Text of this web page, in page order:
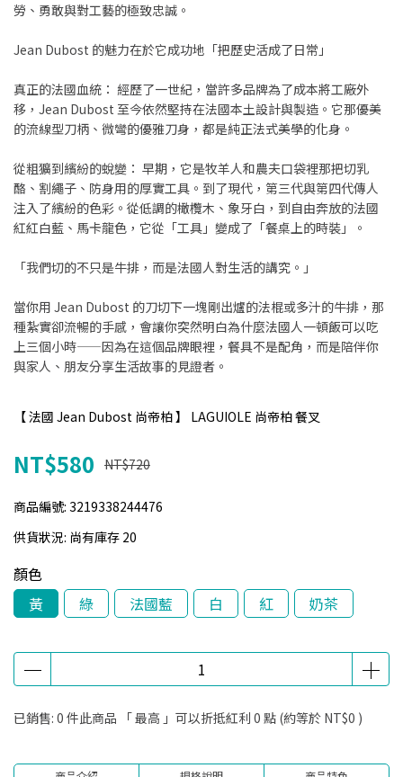
勞、勇敢與對工藝的極致忠誠。
Jean Dubost 的魅力在於它成功地「把歷史活成了日常」
真正的法國血統： 經歷了一世紀，當許多品牌為了成本將工廠外
移，Jean Dubost 至今依然堅持在法國本土設計與製造。它那優美
的流線型刀柄、微彎的優雅刀身，都是純正法式美學的化身。
從粗獷到繽紛的蛻變： 早期，它是牧羊人和農夫口袋裡那把切乳
酪、割繩子、防身用的厚實工具。到了現代，第三代與第四代傳人
注入了繽紛的色彩。從低調的橄欖木、象牙白，到自由奔放的法國
紅紅白藍、馬卡龍色，它從「工具」變成了「餐桌上的時裝」。
「我們切的不只是牛排，而是法國人對生活的講究。」
當你用 Jean Dubost 的刀切下一塊剛出爐的法棍或多汁的牛排，那
種紮實卻流暢的手感，會讓你突然明白為什麼法國人一頓飯可以吃
上三個小時——因為在這個品牌眼裡，餐具不是配角，而是陪伴你
與家人、朋友分享生活故事的見證者。
【 法國 Jean Dubost 尚帝柏 】 LAGUIOLE 尚帝柏 餐叉
NT$580 NT$720
商品編號: 3219338244476
供貨狀況: 尚有庫存 20
顏色
黃
綠 法國藍 白 紅 奶茶
已銷售: 0 件此商品 「 最高 」可以折抵紅利 0 點 (約等於 NT$0 )